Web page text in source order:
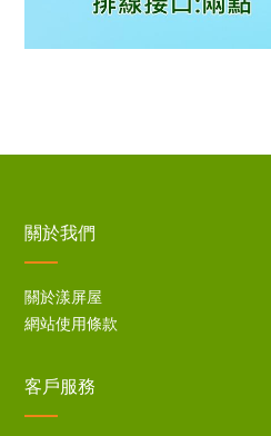
關於我們
關於漾屏屋
網站使用條款
客戶服務